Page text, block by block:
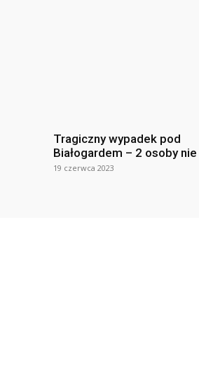
Tragiczny wypadek pod
Białogardem – 2 osoby
19 czerwca 2023